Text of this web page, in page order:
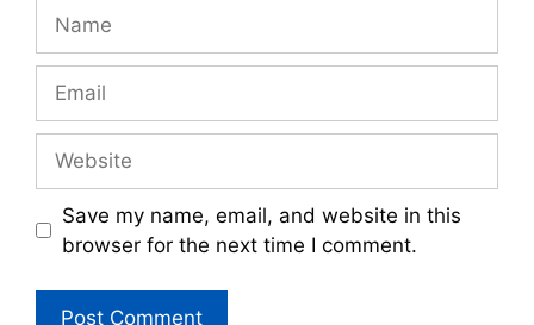
Save my name, email, and website in this
browser for the next time I comment.